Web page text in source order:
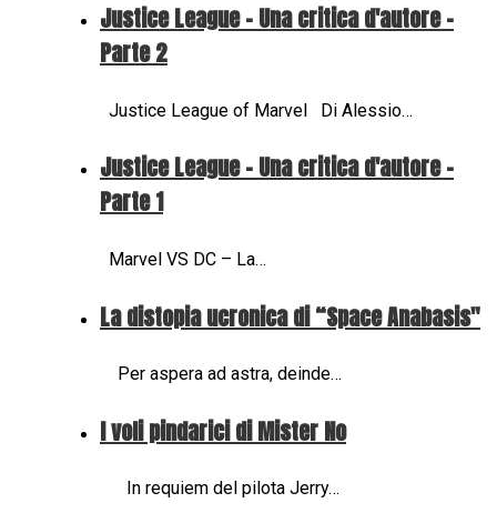
Justice League - Una critica d'autore -
Parte 2
Justice League of Marvel Di Alessio…
Justice League - Una critica d'autore -
Parte 1
Marvel VS DC – La…
La distopia ucronica di “Space Anabasis"
Per aspera ad astra, deinde…
I voli pindarici di Mister No
In requiem del pilota Jerry…